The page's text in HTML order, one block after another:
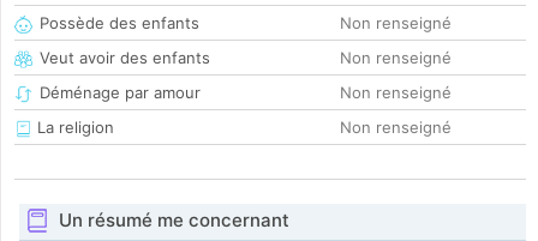
Possède des enfants
Non renseigné
Veut avoir des enfants
Non renseigné
Déménage par amour
Non renseigné
La religion
Non renseigné
Un résumé me concernant